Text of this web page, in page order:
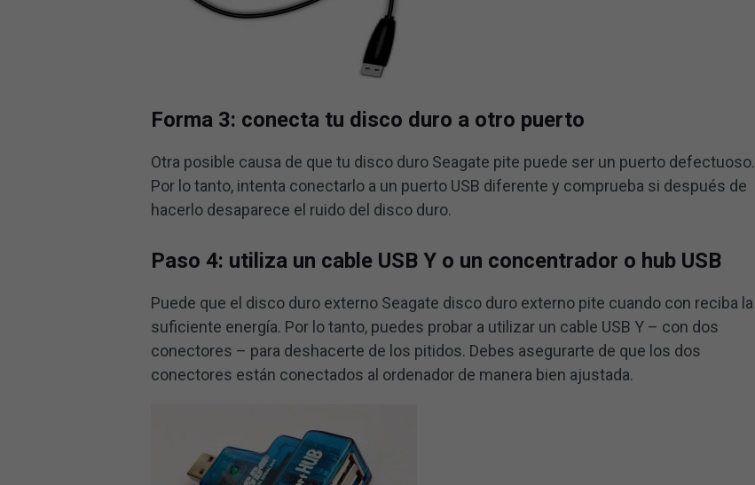
Forma 3: conecta tu disco duro a otro puerto
Otra posible causa de que tu disco duro Seagate pite puede ser un puerto defectuoso.
Por lo tanto, intenta conectarlo a un puerto USB diferente y comprueba si después de
hacerlo desaparece el ruido del disco duro.
Paso 4: utiliza un cable USB Y o un concentrador o hub USB
Puede que el disco duro externo Seagate disco duro externo pite cuando con reciba la
suficiente energía. Por lo tanto, puedes probar a utilizar un cable USB Y – con dos
conectores – para deshacerte de los pitidos. Debes asegurarte de que los dos
conectores están conectados al ordenador de manera bien ajustada.